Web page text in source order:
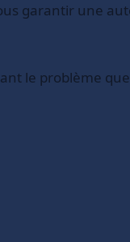
garantir une
le problème